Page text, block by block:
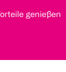
genießen